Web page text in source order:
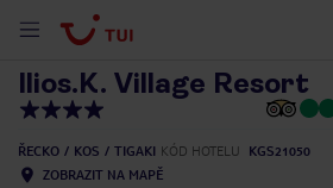
Ilios.K. Village Resort
ŘECKO KOS TIGAKI KÓD HOTELU
KGS21050
ZOBRAZIT NA MAPĚ